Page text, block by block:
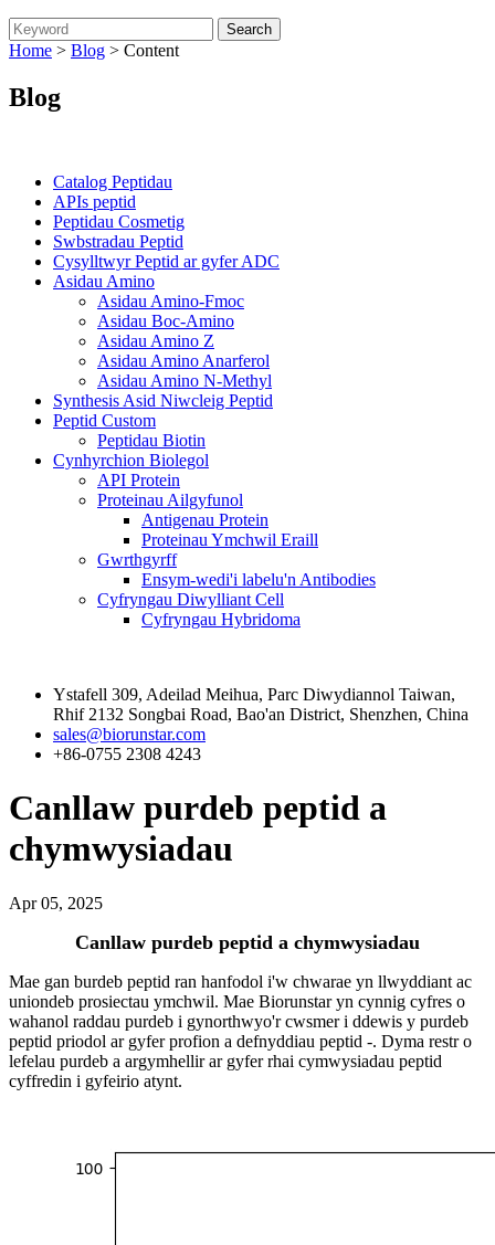
Home > Blog > Content
Blog
Catalog Peptidau
APIs peptid
Peptidau Cosmetig
Swbstradau Peptid
Cysylltwyr Peptid ar gyfer ADC
Asidau Amino
Asidau Amino-Fmoc
Asidau Boc-Amino
Asidau Amino Z
Asidau Amino Anarferol
Asidau Amino N-Methyl
Synthesis Asid Niwcleig Peptid
Peptid Custom
Peptidau Biotin
Cynhyrchion Biolegol
API Protein
Proteinau Ailgyfunol
Antigenau Protein
Proteinau Ymchwil Eraill
Gwrthgyrff
Ensym-wedi'i labelu'n Antibodies
Cyfryngau Diwylliant Cell
Cyfryngau Hybridoma
Ystafell 309, Adeilad Meihua, Parc Diwydiannol Taiwan,
Rhif 2132 Songbai Road, Bao'an District, Shenzhen, China
sales@biorunstar.com
+86-0755 2308 4243
Canllaw purdeb peptid a
chymwysiadau
Apr 05, 2025
Canllaw purdeb peptid a chymwysiadau
Mae gan burdeb peptid ran hanfodol i'w chwarae yn llwyddiant ac
uniondeb prosiectau ymchwil. Mae Biorunstar yn cynnig cyfres o
wahanol raddau purdeb i gynorthwyo'r cwsmer i ddewis y purdeb
peptid priodol ar gyfer profion a defnyddiau peptid -. Dyma restr o
lefelau purdeb a argymhellir ar gyfer rhai cymwysiadau peptid
cyffredin i gyfeirio atynt.